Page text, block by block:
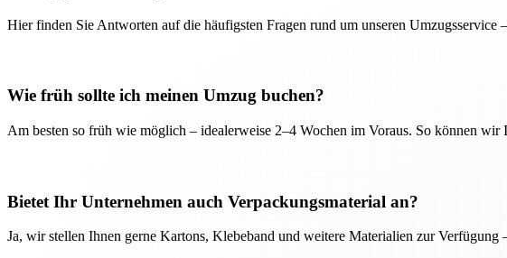
Hier finden Sie Antworten auf die häufigsten Fragen rund um unseren Umzugsservice
Wie früh sollte ich meinen Umzug buchen?
Am besten so früh wie möglich – idealerweise 2–4 Wochen im Voraus. So können wir
Bietet Ihr Unternehmen auch Verpackungsmaterial an?
Ja, wir stellen Ihnen gerne Kartons, Klebeband und weitere Materialien zur Verfügung